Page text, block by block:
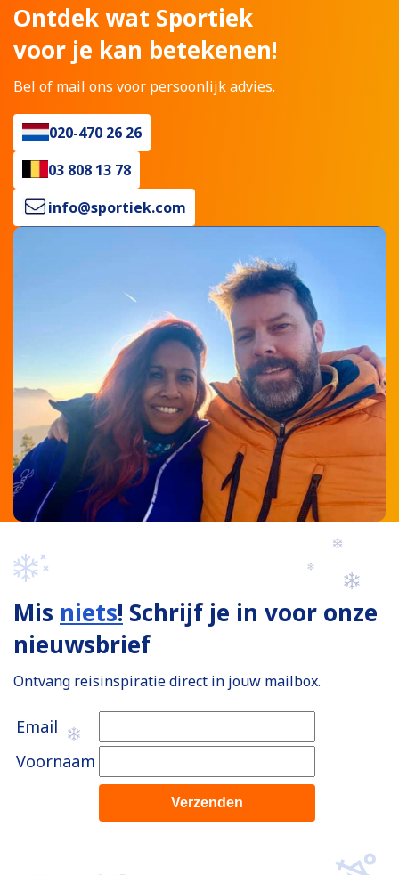
Ontdek wat Sportiek
voor je kan betekenen!
Bel of mail ons voor persoonlijk advies.
020-470 26 26
03 808 13 78
info@sportiek.com
Mis niets! Schrijf je in voor onze
nieuwsbrief
Ontvang reisinspiratie direct in jouw mailbox.
Email
Voornaam